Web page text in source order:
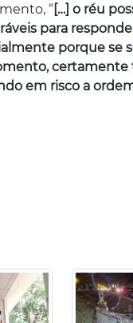
“[…] o réu
para
porque se
certamente
em risco a